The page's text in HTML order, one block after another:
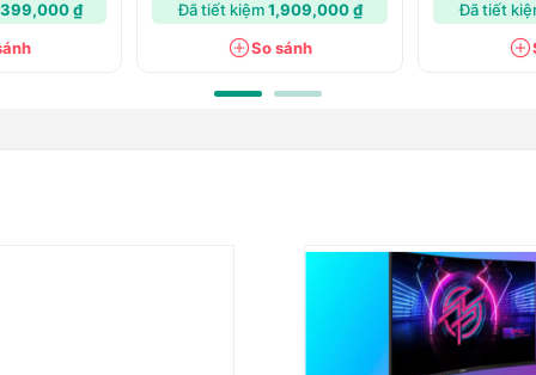
₫
Đã tiết kiệm1,909,000 ₫
So sánh
Đã tiết